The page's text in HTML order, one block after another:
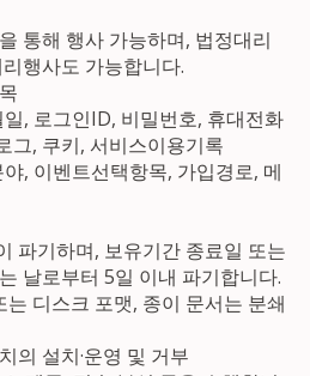
통해 행사 가능하며, 법정대리
행사도 가능합니다.
, 로그인ID, 비밀번호, 휴대전화
그, 쿠키, 서비스이용기록
, 이벤트선택항목, 가입경로, 메
파기하며, 보유기간 종료일 또는
날로부터 5일 이내 파기합니다.
디스크 포맷, 종이 문서는 분쇄
의 설치·운영 및 거부